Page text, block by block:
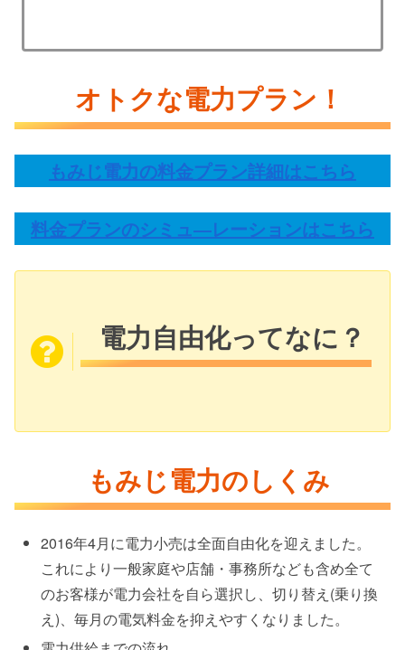
オトクな電力プラン！
もみじ電力の料金プラン詳細はこちら
料金プランのシミュ―レーションはこちら
電力自由化ってなに？
もみじ電力のしくみ
2016年4月に電力小売は全面自由化を迎えました。
これにより一般家庭や店舗・事務所なども含め全て
のお客様が電力会社を自ら選択し、切り替え(乗り換
え)、毎月の電気料金を抑えやすくなりました。